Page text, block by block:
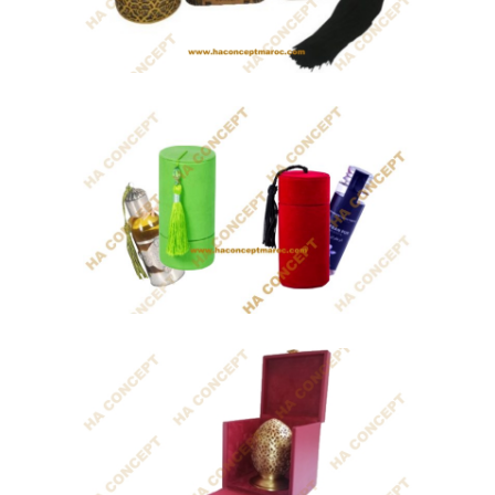
Bougie parfumée de cire végétale.
Bougie parfumée de cire végétale.
Coffret Tarbouch
Coffret luxury